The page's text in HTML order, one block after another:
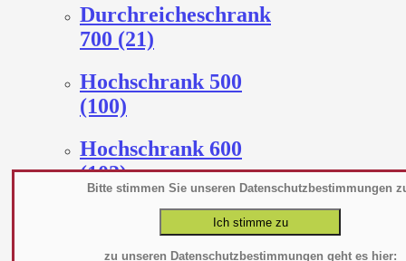
Bitte stimmen Sie unseren Datenschutzbestimmungen
zu unseren Datenschutzbestimmungen geht es hier:
Durchreicheschrank
700 (21)
Hochschrank 500
(100)
Hochschrank 600
(102)
Hochschrank 700